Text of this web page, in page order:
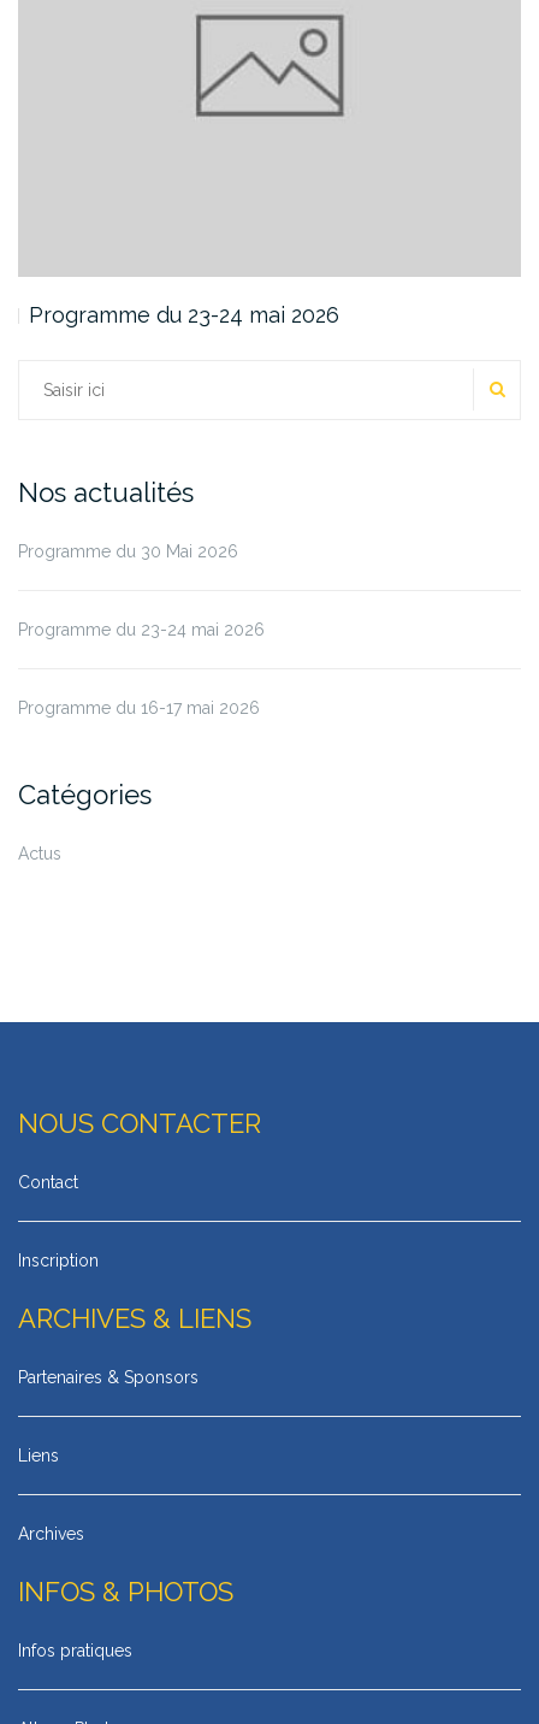
Programme du 23-24 mai 2026
Rechercher :
Nos actualités
Programme du 30 Mai 2026
Programme du 23-24 mai 2026
Programme du 16-17 mai 2026
Catégories
Actus
NOUS CONTACTER
Contact
Inscription
ARCHIVES & LIENS
Partenaires & Sponsors
Liens
Archives
INFOS & PHOTOS
Infos pratiques